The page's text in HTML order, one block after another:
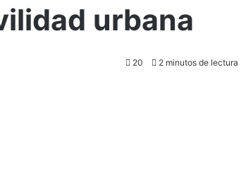
urbana
20 2 minutos de lectura